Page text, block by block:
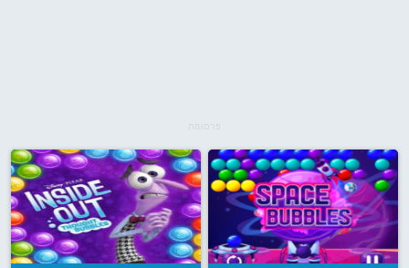
פרסומת